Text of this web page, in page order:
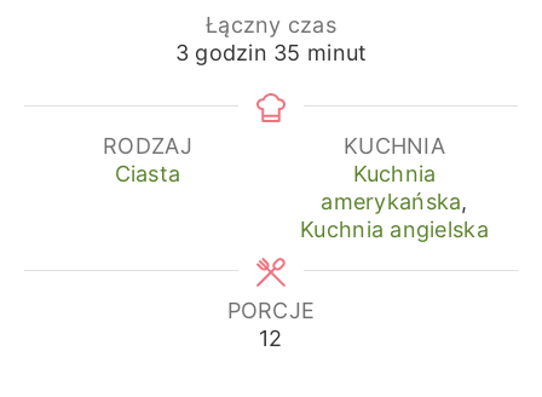
Łączny czas
3godziny
godzin 35 minuty
minut
RODZAJ
Ciasta
KUCHNIA
Kuchnia
amerykańska,
Kuchnia angielska
PORCJE
12